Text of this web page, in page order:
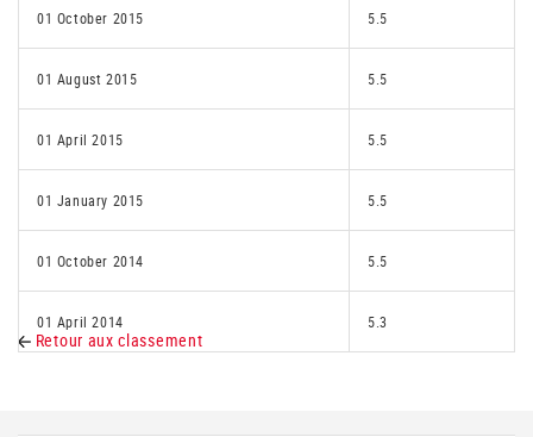
01 October 2015 5.5
01 August 2015 5.5
01 April 2015 5.5
01 January 2015 5.5
01 October 2014 5.5
01 April 2014 5.3
Retour aux classement